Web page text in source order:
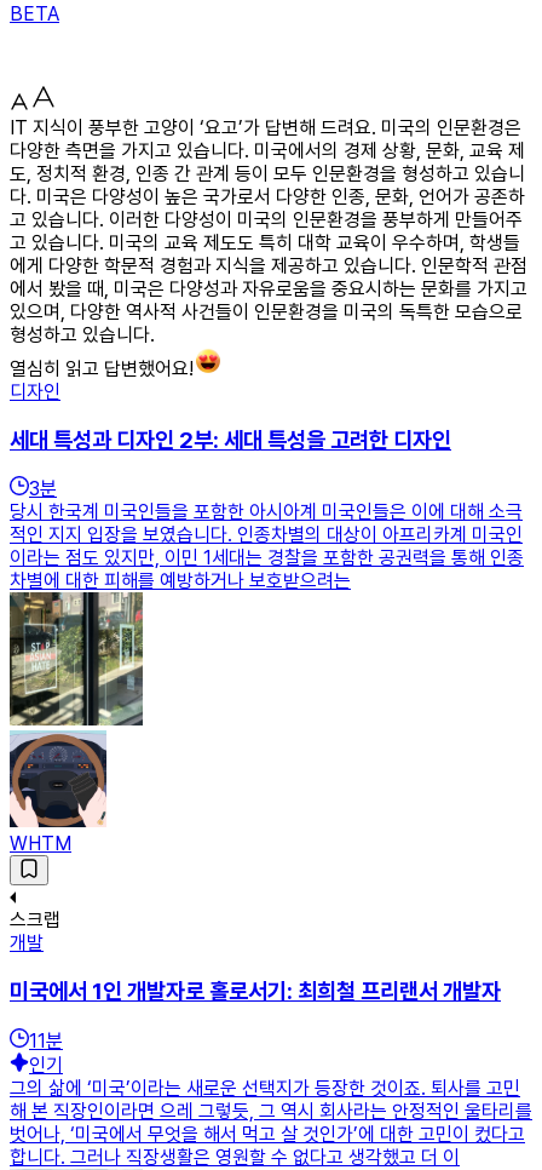
BETA
IT 지식이 풍부한 고양이 ‘요고’가 답변해 드려요. 미국의 인문환경은
다양한 측면을 가지고 있습니다. 미국에서의 경제 상황, 문화, 교육 제
도, 정치적 환경, 인종 간 관계 등이 모두 인문환경을 형성하고 있습니
다. 미국은 다양성이 높은 국가로서 다양한 인종, 문화, 언어가 공존하
고 있습니다. 이러한 다양성이 미국의 인문환경을 풍부하게 만들어주
고 있습니다. 미국의 교육 제도도 특히 대학 교육이 우수하며, 학생들
에게 다양한 학문적 경험과 지식을 제공하고 있습니다. 인문학적 관점
에서 봤을 때, 미국은 다양성과 자유로움을 중요시하는 문화를 가지고
있으며, 다양한 역사적 사건들이 인문환경을 미국의 독특한 모습으로
형성하고 있습니다.
열심히 읽고 답변했어요!
디자인
세대 특성과 디자인 2부: 세대 특성을 고려한 디자인
3분
당시 한국계 미국인들을 포함한 아시아계 미국인들은 이에 대해 소극
적인 지지 입장을 보였습니다. 인종차별의 대상이 아프리카계 미국인
이라는 점도 있지만, 이민 1세대는 경찰을 포함한 공권력을 통해 인종
차별에 대한 피해를 예방하거나 보호받으려는
WHTM
스크랩
개발
미국에서 1인 개발자로 홀로서기: 최희철 프리랜서 개발자
11분
인기
그의 삶에 ‘미국’이라는 새로운 선택지가 등장한 것이죠. 퇴사를 고민
해 본 직장인이라면 으레 그렇듯, 그 역시 회사라는 안정적인 울타리를
벗어나, ‘미국에서 무엇을 해서 먹고 살 것인가’에 대한 고민이 컸다고
합니다. 그러나 직장생활은 영원할 수 없다고 생각했고 더 이